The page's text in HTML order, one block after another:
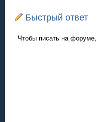
Быстрый ответ
Чтобы писать на форуме,